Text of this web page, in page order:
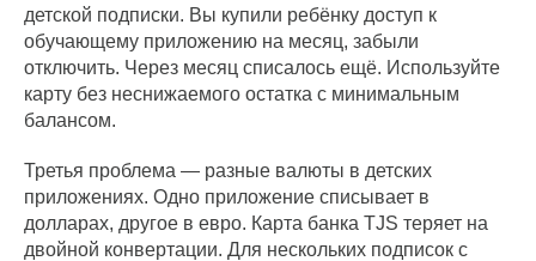
детской подписки. Вы купили ребёнку доступ к
обучающему приложению на месяц, забыли
отключить. Через месяц списалось ещё. Используйте
карту без неснижаемого остатка с минимальным
балансом.
Третья проблема — разные валюты в детских
приложениях. Одно приложение списывает в
долларах, другое в евро. Карта банка TJS теряет на
двойной конвертации. Для нескольких подписок с